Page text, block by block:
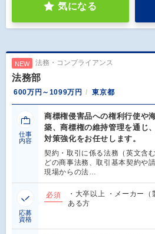
気になる
NEW 法務・コンプライアンス
法務部
600万円～1099万円 東京都
仕事
内容
商標権侵害品への権利行使や
築、商標権の維持管理を通じ
対策強化をお任せします。
契約・取引に係る法務（英文含
どの商事法務、取引基本契約や
現場からの法…
応募
資格
必須
・大卒以上 ・メーカー
ある方